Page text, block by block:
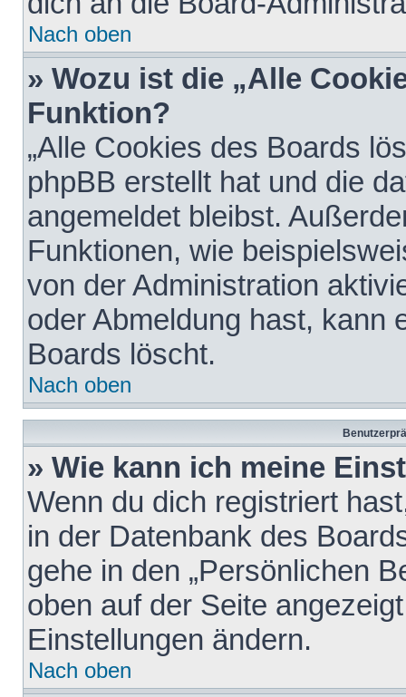
Nach oben
» Wozu ist die „Alle
Funktion?
„Alle Cookies des Boards
phpBB erstellt hat und die
angemeldet bleibst.
Funktionen, wie
von der Administration
oder Abmeldung hast, kann
Boards löscht.
Nach oben
» Wie kann ich meine
Wenn du dich registriert
in der Datenbank des
gehe in den „Persönlichen
oben auf der Seite
Einstellungen ändern.
Nach oben